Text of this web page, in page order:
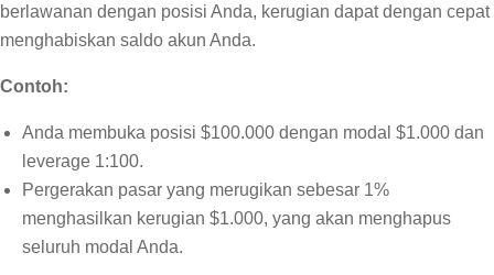
berlawanan dengan posisi Anda, kerugian dapat dengan cepat
menghabiskan saldo akun Anda.
Contoh:
Anda membuka posisi $100.000 dengan modal $1.000 dan
leverage 1:100.
Pergerakan pasar yang merugikan sebesar 1%
menghasilkan kerugian $1.000, yang akan menghapus
seluruh modal Anda.